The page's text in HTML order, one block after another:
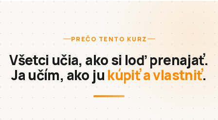
PREČO TENTO KURZ
Všetci učia, ako si loď prenajať.
Ja učím, ako ju kúpiť a vlastniť.